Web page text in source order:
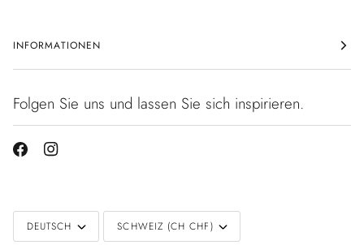
INFORMATIONEN
Folgen Sie uns und lassen Sie sich inspirieren.
Sprache
DEUTSCH
Währung
SCHWEIZ (CH CHF)